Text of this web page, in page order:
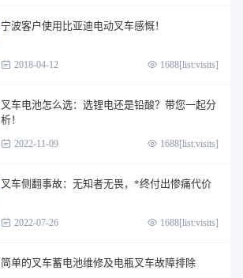
宁波客户​使用比亚迪电动叉车感慨！
2018-04-12 1688[list:visits]
叉车电池怎么选：选锂电还是铅酸？带您一起分
析！
2022-11-09 1688[list:visits]
叉车侧翻事故：无知者无畏，*终付出惨痛代价
2022-07-26 1688[list:visits]
简单的叉车蓄电池维修及电瓶叉车故障排除